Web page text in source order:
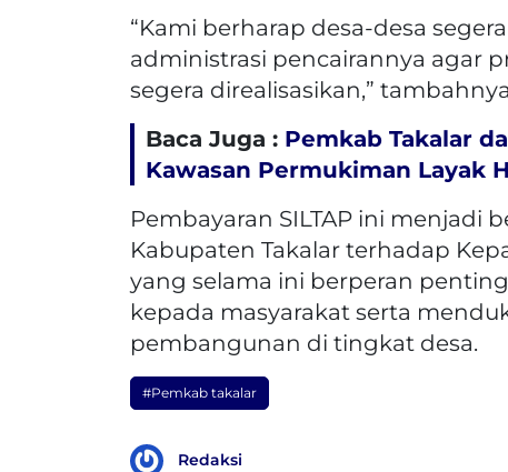
“Kami berharap desa-desa
administrasi pencairannya agar
segera direalisasikan,”
Baca Juga : Pemkab Takalar
Kawasan Permukiman Layak
Pembayaran SILTAP ini menjadi
Kabupaten Takalar terhadap
yang selama ini berperan
kepada masyarakat serta
pembangunan di tingkat desa.
#Pemkab takalar
Redaksi